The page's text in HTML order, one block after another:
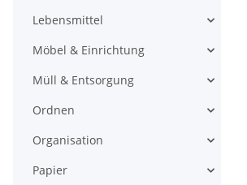
Lebensmittel
Möbel & Einrichtung
Müll & Entsorgung
Ordnen
Organisation
Papier